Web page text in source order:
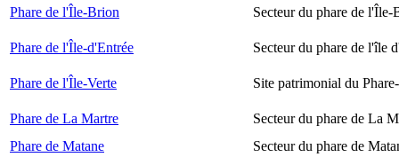
Phare de l'Île-Brion
Secteur du phare de l'Île-
Phare de l'Île-d'Entrée Secteur du phare de l'île
Phare de l'Île-Verte Site patrimonial du
Phare de La Martre
Secteur du phare de La
Phare de Matane
Secteur du phare de